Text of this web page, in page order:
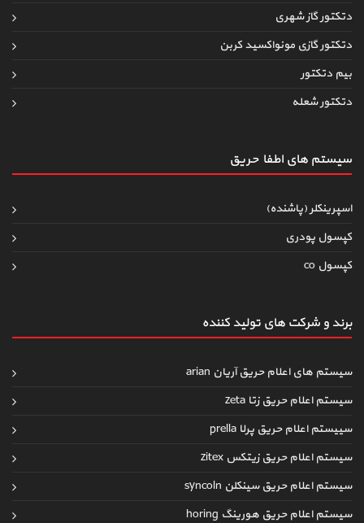
دتکتور گاز شهری
دتکتور گازی مونواکسید کربن
بیم دتکتور
دتکتور شعله
سیستم های اطفاءحریق
اسپرینکلر (پاشنده)
کپسول پودری
کپسول co
برند و شرکت های تولید کننده
سیستم های اعلام حریق آریان arian
سیستم اعلام حریق زتا zeta
سییستم اعلام حریق پرلا prella
سیستم اعلام حریق زیتکس zitex
سیستم اعلام حریق سینکلن syncoln
سیستم اعلام حریق هورینگ horing